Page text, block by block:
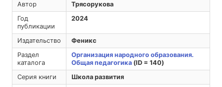
Автор
Трясорукова
Год
публикации
2024
Издательство
Феникс
Раздел
каталога
Организация народного образования.
Общая педагогика(ID = 140)
Серия книги
Школа развития